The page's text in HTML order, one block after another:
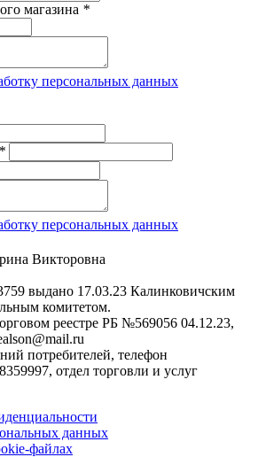
магазина *
персональных данных
*
персональных данных
Викторовна
выдано 17.03.23 Калинковичским
комитетом.
реестре РБ №569056 04.12.23,
потребителей, телефон
отдел торговли и услуг
данных
файлах